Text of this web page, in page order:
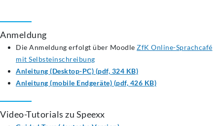
Anmeldung
Die Anmeldung erfolgt über Moodle ZfK Online-Sprachcafé
mit Selbsteinschreibung
Anleitung (Desktop-PC) (pdf, 324 KB)
Anleitung (mobile Endgeräte) (pdf, 426 KB)
Video-Tutorials zu Speexx